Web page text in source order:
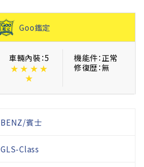
Goo鑑定
車輛內裝：5
★ ★ ★ ★
★
機能件：正常
修復歴：無
BENZ/賓士
GLS-Class